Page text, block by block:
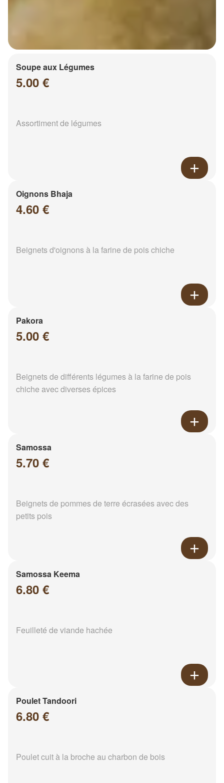
Soupe aux Légumes
5.00 €
Assortiment de légumes
Oignons Bhaja
4.60 €
Beignets d'oignons à la farine de pois chiche
Pakora
5.00 €
Beignets de différents légumes à la farine de pois
chiche avec diverses épices
Samossa
5.70 €
Beignets de pommes de terre écrasées avec des
petits pois
Samossa Keema
6.80 €
Feuilleté de viande hachée
Poulet Tandoori
6.80 €
Poulet cuit à la broche au charbon de bois